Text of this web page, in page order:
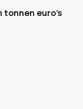
tonnen euro's